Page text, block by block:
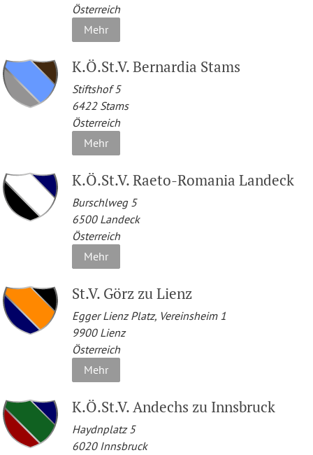
Österreich
Mehr
K.Ö.St.V. Bernardia Stams
Stiftshof 5
6422 Stams
Österreich
Mehr
K.Ö.St.V. Raeto-Romania Landeck
Burschlweg 5
6500 Landeck
Österreich
Mehr
St.V. Görz zu Lienz
Egger Lienz Platz, Vereinsheim 1
9900 Lienz
Österreich
Mehr
K.Ö.St.V. Andechs zu Innsbruck
Haydnplatz 5
6020 Innsbruck